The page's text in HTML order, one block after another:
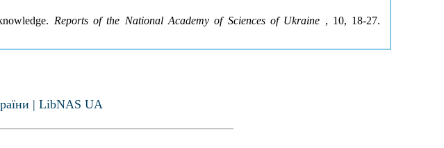
Reports of the National Academy of Sciences of Ukraine , 10, 18-27.
| LibNAS UA